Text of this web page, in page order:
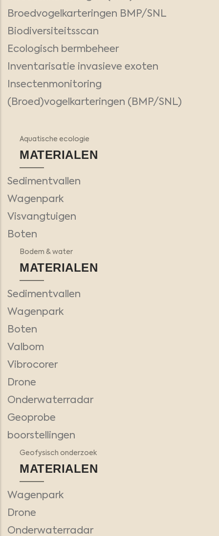
Broedvogelkarteringen BMP/SNL
Biodiversiteitsscan
Ecologisch bermbeheer
Inventarisatie invasieve exoten
Insectenmonitoring
(Broed)vogelkarteringen (BMP/SNL)
Aquatische ecologie
MATERIALEN
Sedimentvallen
Wagenpark
Visvangtuigen
Boten
Bodem & water
MATERIALEN
Sedimentvallen
Wagenpark
Boten
Valbom
Vibrocorer
Drone
Onderwaterradar
Geoprobe
boorstellingen
Geofysisch onderzoek
MATERIALEN
Wagenpark
Drone
Onderwaterradar